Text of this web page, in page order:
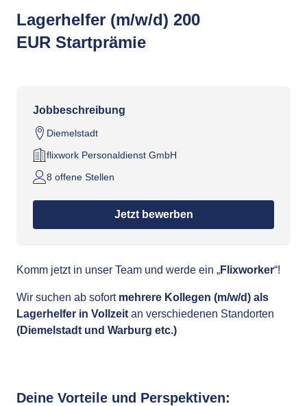
Lagerhelfer (m/w/d) 200
EUR Startprämie
Jobbeschreibung
Diemelstadt
flixwork Personaldienst GmbH
8 offene Stellen
Jetzt bewerben
Komm jetzt in unser Team und werde ein „Flixworker“!
Wir suchen ab sofort mehrere Kollegen (m/w/d) als
Lagerhelfer in Vollzeit an verschiedenen Standorten
(Diemelstadt und Warburg etc.)
Deine Vorteile und Perspektiven: